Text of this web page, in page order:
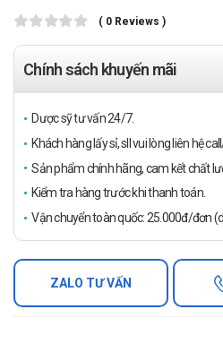
( 0 Reviews )
Chính sách khuyến mãi
Dược sỹ tư vấn 24/7.
Khách hàng lấy sỉ, sll vui lòng liên hệ
Sản phẩm chính hãng, cam kết chất
Kiểm tra hàng trước khi thanh toán.
Vận chuyển toàn quốc: 25.000đ/đơn
ZALO TƯ VẤN